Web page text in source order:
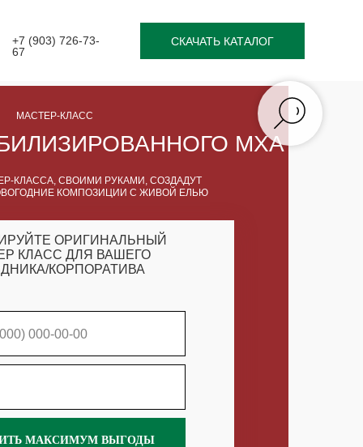
+7 (903) 726-73-
67
СКАЧАТЬ КАТАЛОГ
ОРИГИНАЛЬНЫЙ
КЛАСС ДЛЯ ВАШЕГО
КОРПОРАТИВА
МАКСИМУМ ВЫГОДЫ
МХА
МАСТЕР-КЛАСС
КЛАССА, СВОИМИ РУКАМИ, СОЗДАДУТ
КОМПОЗИЦИИ С ЖИВОЙ ЕЛЬЮ